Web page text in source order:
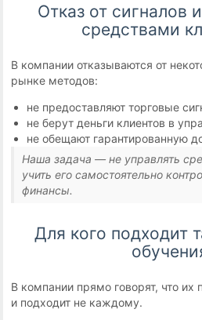
Отказ от сигналов
средствами
В компании отказываются от
рынке методов:
не предоставляют торговые
не берут деньги клиентов в
не обещают гарантированную
Наша задача — не управлять
учить его самостоятельно
финансы.
Для кого подходит
В компании прямо говорят, что их
и подходит не каждому.